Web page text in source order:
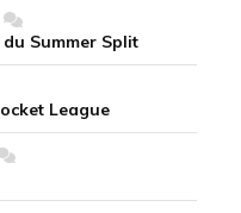
Summer Split
League